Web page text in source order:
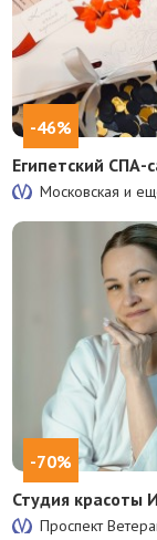
-46%
Египетский СПА-
Московская и
-70%
Студия красоты
Проспект